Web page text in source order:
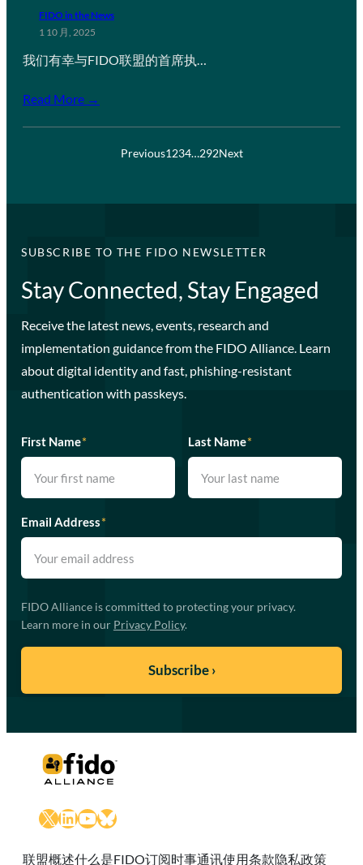
FIDO in the News
1 10 月, 2025
我们有幸与FIDO联盟的首席执…
Read More →
Previous1234…292Next
SUBSCRIBE TO THE FIDO NEWSLETTER
Stay Connected, Stay Engaged
Receive the latest news, events, research and
implementation guidance from the FIDO Alliance. Learn
about digital identity and fast, phishing-resistant
authentication with passkeys.
First Name* Last Name*
Email Address*
FIDO Alliance is committed to protecting your privacy.
Learn more in our Privacy Policy.
X LinkedIn
YouTube
Bluesky
联盟概述什么是FIDO订阅时事通讯使用条款隐私政策